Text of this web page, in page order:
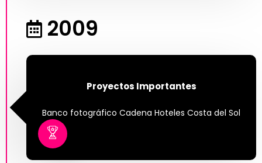
Proyectos Importantes
Banco fotográfico Cadena Hoteles Costa del Sol
2009